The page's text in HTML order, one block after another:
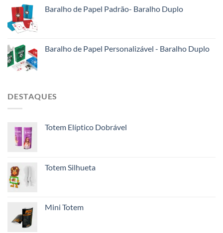
Baralho de Papel Padrão- Baralho Duplo
Baralho de Papel Personalizável - Baralho Duplo
DESTAQUES
Totem Elíptico Dobrável
Totem Silhueta
Mini Totem